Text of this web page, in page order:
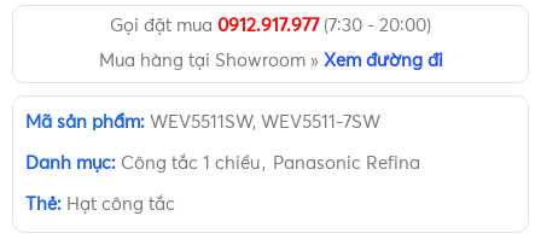
Gọi đặt mua 0912.917.977(7:30 - 20:00)
Mua hàng tại Showroom » Xem đường đi
Mã sản phẩm: WEV5511SW, WEV5511-7SW
Danh mục: Công tắc 1 chiều , Panasonic Refina
Thẻ: Hạt công tắc